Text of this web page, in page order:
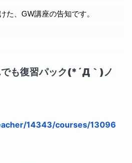
た、GW講座の告知です。
でも復習パック(*´Д｀)ノ
14343/courses/13096